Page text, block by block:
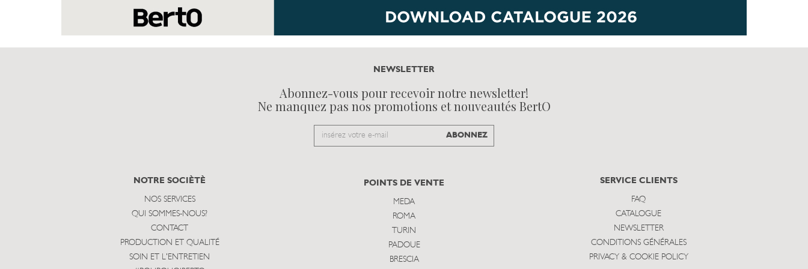
NEWSLETTER
Abonnez-vous pour recevoir notre newsletter!
Ne manquez pas nos promotions et nouveautés BertO
Email
ABONNEZ
NOTRE SOCIÈTÈ
NOS SERVICES
QUI SOMMES-NOUS?
CONTACT
PRODUCTION ET QUALITÉ
SOIN ET L'ENTRETIEN
POINTS DE VENTE
MEDA
ROMA
TURIN
PADOUE
BRESCIA
SERVICE CLIENTS
FAQ
CATALOGUE
NEWSLETTER
CONDITIONS GÉNÉRALES
PRIVACY & COOKIE POLICY